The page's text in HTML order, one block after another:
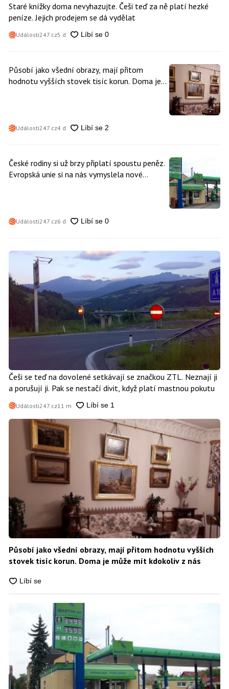
Staré knížky doma nevyhazujte. Češi teď za ně platí hezké
peníze. Jejich prodejem se dá vydělat
Události247.cz5 d
Působí jako všední obrazy, mají přitom
hodnotu vyšších stovek tisíc korun. Doma je
Události247.cz4 d
České rodiny si už brzy připlatí spoustu peněz.
Evropská unie si na nás vymyslela nové
Události247.cz6 d
Češi se teď na dovolené setkávají se značkou ZTL. Neznají ji
a porušují ji. Pak se nestačí divit, když platí mastnou pokutu
Události247.cz11 m
Působí jako všední obrazy, mají přitom hodnotu vyšších
stovek tisíc korun. Doma je může mít kdokoliv z nás